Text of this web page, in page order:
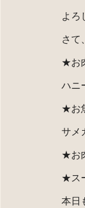
よ
さて
★お
ハニ
★お
サメ
★お
★ス
本日